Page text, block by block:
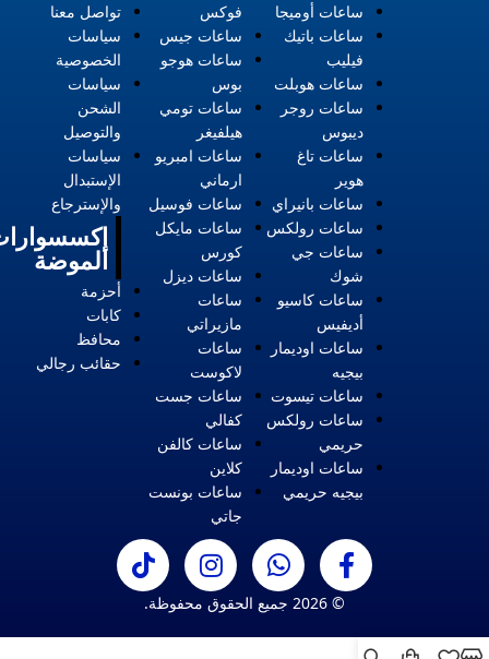
تواصل معنا
سياسات
الخصوصية
سياسات
الشحن
والتوصيل
سياسات
الإستبدال
والإسترجاع
الموضة
أحزمة
كابات
محافظ
حقائب رجالي
فوكس
ساعات جيس
ساعات هوجو
بوس
ساعات تومي
هيلفيغر
ساعات امبريو
ارماني
ساعات فوسيل
ساعات مايكل
كورس
ساعات ديزل
ساعات
مازيراتي
ساعات
لاكوست
ساعات جست
كفالي
ساعات كالفن
كلاين
ساعات بونست
جاتي
ساعات أوميجا
ساعات باتيك
فيليب
ساعات هوبلت
ساعات روجر
ديبوس
ساعات تاغ
هوير
ساعات بانيراي
ساعات رولكس
ساعات جي
شوك
ساعات كاسيو
أديفيس
ساعات اوديمار
بيجيه
ساعات تيسوت
ساعات رولكس
حريمي
ساعات اوديمار
بيجيه حريمي
© 2026 جميع الحقوق محفوظة.